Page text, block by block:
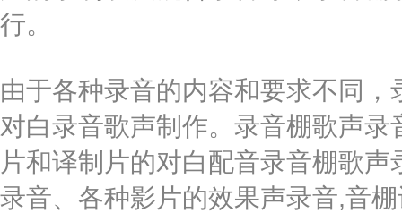
行。
由于各种录音的内容和要求不同
对白录音歌声制作。录音棚歌声
片和译制片的对白配音录音棚歌
录音、各种影片的效果声录音,音